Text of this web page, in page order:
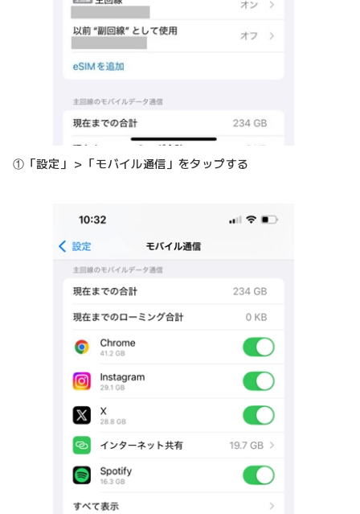
①「設定」＞「モバイル通信」をタップする